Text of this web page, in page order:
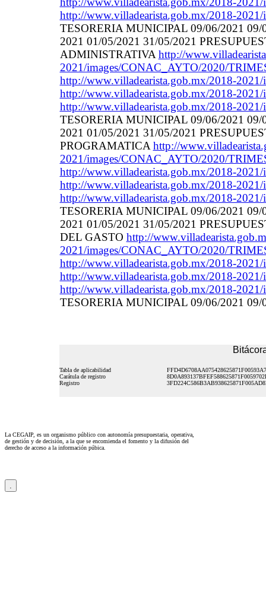
http://www.villadearista.gob.mx/2018-
TESORERIA MUNICIPAL 09/06/2021 09/
2021 01/05/2021 31/05/2021
ADMINISTRATIVA http://
2021/images/CONAC_AYTO/2020/
http://www.villadearista.gob.mx/2018-
http://www.villadearista.gob.mx/2018-
http://www.villadearista.gob.mx/2018-
TESORERIA MUNICIPAL 09/06/2021 09/
2021 01/05/2021 31/05/2021
PROGRAMATICA http://
2021/images/CONAC_AYTO/2020/
http://www.villadearista.gob.mx/2018-
http://www.villadearista.gob.mx/2018-
http://www.villadearista.gob.mx/2018-
TESORERIA MUNICIPAL 09/06/2021 09/
2021 01/05/2021 31/05/2021
DEL GASTO http://
2021/images/CONAC_AYTO/2020/
http://www.villadearista.gob.mx/2018-
http://www.villadearista.gob.mx/2018-
http://www.villadearista.gob.mx/2018-
TESORERIA MUNICIPAL 09/06/2021 09/
Tabla de aplicabilidad
Carátula de registro
Registro
La CEGAIP, es un organismo público con autonomía presupuestaria, operativa,
de gestión y de decisión, a la que se encomienda el fomento y la difusión del
derecho de acceso a la información púbica.